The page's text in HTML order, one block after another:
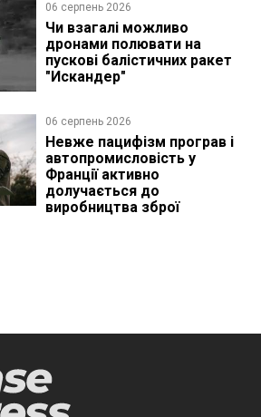
06 серпень 2026
Чи взагалі можливо
дронами полювати на
пускові балістичних ракет
"Искандер"
06 серпень 2026
Невже пацифізм програв і
автопромисловість у
Франції активно
долучається до
виробництва зброї